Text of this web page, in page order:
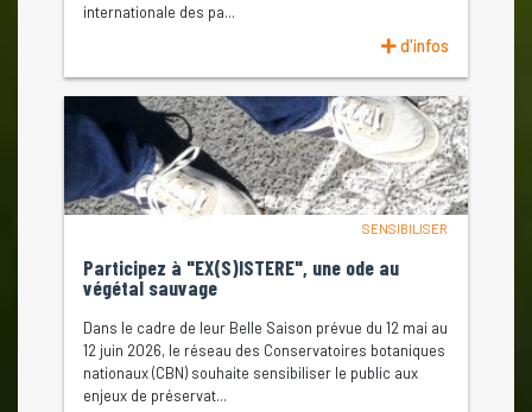
internationale des pa...
d'infos
SENSIBILISER
Participez à "EX(S)ISTERE", une ode au
végétal sauvage
Dans le cadre de leur Belle Saison prévue du 12 mai au
12 juin 2026, le réseau des Conservatoires botaniques
nationaux (CBN) souhaite sensibiliser le public aux
enjeux de préservat...